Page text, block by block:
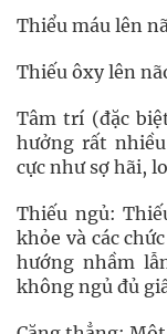
Thiểu máu lên
Thiếu ôxy lên
Tâm trí (đặc
hưởng rất
cực như sợ hãi,
Thiếu ngủ:
khỏe và các
hướng nhầm
không ngủ đủ